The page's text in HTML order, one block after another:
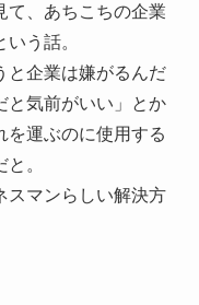
て、あちこちの企業
う話。
と企業は嫌がるんだ
と気前がいい」とか
を運ぶのに使用する
。
スマンらしい解決方